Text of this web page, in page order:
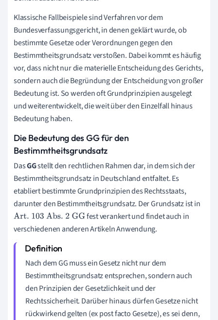
Klassische Fallbeispiele sind Verfahren vor dem
Bundesverfassungsgericht, in denen geklärt wurde, ob
bestimmte Gesetze oder Verordnungen gegen den
Bestimmtheitsgrundsatz verstoßen. Dabei kommt es häufig
vor, dass nicht nur die materielle Entscheidung des Gerichts,
sondern auch die Begründung der Entscheidung von großer
Bedeutung ist. So werden oft Grundprinzipien ausgelegt
und weiterentwickelt, die weit über den Einzelfall hinaus
Bedeutung haben.
Die Bedeutung des GG für den
Bestimmtheitsgrundsatz
DasGGstellt den rechtlichen Rahmen dar, in dem sich der
Bestimmtheitsgrundsatz in Deutschland entfaltet. Es
etabliert bestimmte Grundprinzipien des Rechtsstaats,
darunter den Bestimmtheitsgrundsatz. Der Grundsatz ist in
Art. 103 Abs. 2 GG
fest verankert und findet auch in
verschiedenen anderen Artikeln Anwendung.
Nach dem GG muss ein Gesetz nicht nur dem
Bestimmtheitsgrundsatz entsprechen, sondern auch
den Prinzipien der Gesetzlichkeit und der
Rechtssicherheit. Darüber hinaus dürfen Gesetze nicht
rückwirkend gelten (ex post facto Gesetze), es sei denn,